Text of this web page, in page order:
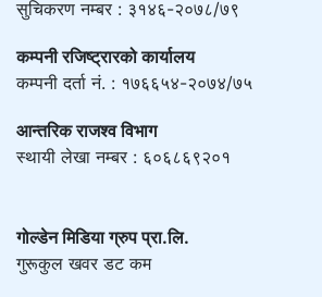
सुचिकरण नम्बर : ३१४६-२०७८/७९
कम्पनी रजिष्ट्रारको कार्यालय
कम्पनी दर्ता नं. : १७६६५४-२०७४/७५
आन्तरिक राजश्व विभाग
स्थायी लेखा नम्बर : ६०६८६९२०१
गोल्डेन मिडिया ग्रुप प्रा.लि.
गुरूकुल खवर डट कम